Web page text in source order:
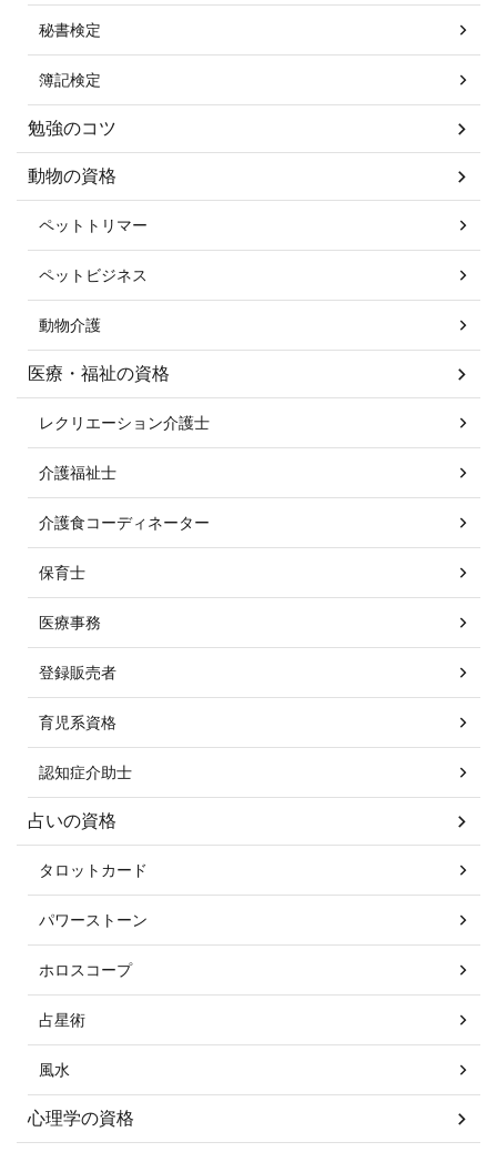
秘書検定
簿記検定
勉強のコツ
動物の資格
ペットトリマー
ペットビジネス
動物介護
医療・福祉の資格
レクリエーション介護士
介護福祉士
介護食コーディネーター
保育士
医療事務
登録販売者
育児系資格
認知症介助士
占いの資格
タロットカード
パワーストーン
ホロスコープ
占星術
風水
心理学の資格